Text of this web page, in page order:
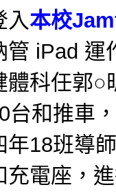
入本校
管 iPad 運
體科任郭○
台和推車
年18班導
充電座，